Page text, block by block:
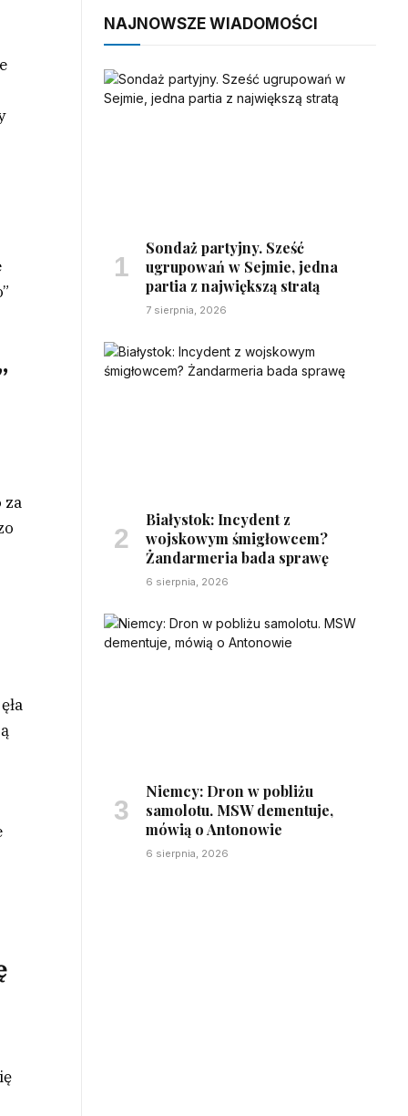
za
NAJNOWSZE WIADOMOŚCI
Sondaż partyjny. Sześć
ugrupowań w Sejmie, jedna
partia z największą stratą
7 sierpnia, 2026
Białystok: Incydent z
wojskowym śmigłowcem?
Żandarmeria bada sprawę
6 sierpnia, 2026
Niemcy: Dron w pobliżu
samolotu. MSW dementuje,
mówią o Antonowie
6 sierpnia, 2026